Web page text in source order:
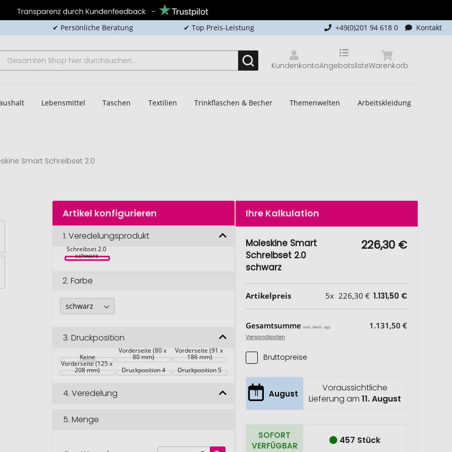
✔ Persönliche Beratung ✔ Top Preis-Leistung +49(0)201 94 618 0 Kontakt
Kundenkonto Warenkorb
Angebotsliste
Lebensmittel Taschen Textilien Trinkflaschen & Becher Themenwelten Arbeitskleidung
Smart Schreibset 2.0
Artikel konfigurieren
1.Veredelungsprodukt
Moleskine
Schreibset 2.0
schwarz
2.Farbe
3.Druckposition
Keine
Vorderseite (80 x
80 mm)
Vorderseite (91 x
186 mm)
Vorderseite (125 x
208 mm) Druckposition 4 Druckposition 5
4.Veredelung
5.Menge
Ihre Kalkulation
Moleskine Smart
Schreibset 2.0
schwarz
226,30 €
Artikelpreis 5x 226,30 € 1.131,50 €
Gesamtsumme exkl. MwSt. zzgl.
Versandkosten
1.131,50 €
Bruttopreise
11 August
Voraussichtliche
Lieferung am 11. August
SOFORT
VERFÜGBAR
457 Stück